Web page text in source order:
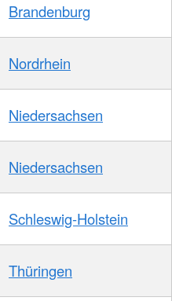
Brandenburg
Nordrhein
Niedersachsen
Niedersachsen
Schleswig-Holstein
Thüringen